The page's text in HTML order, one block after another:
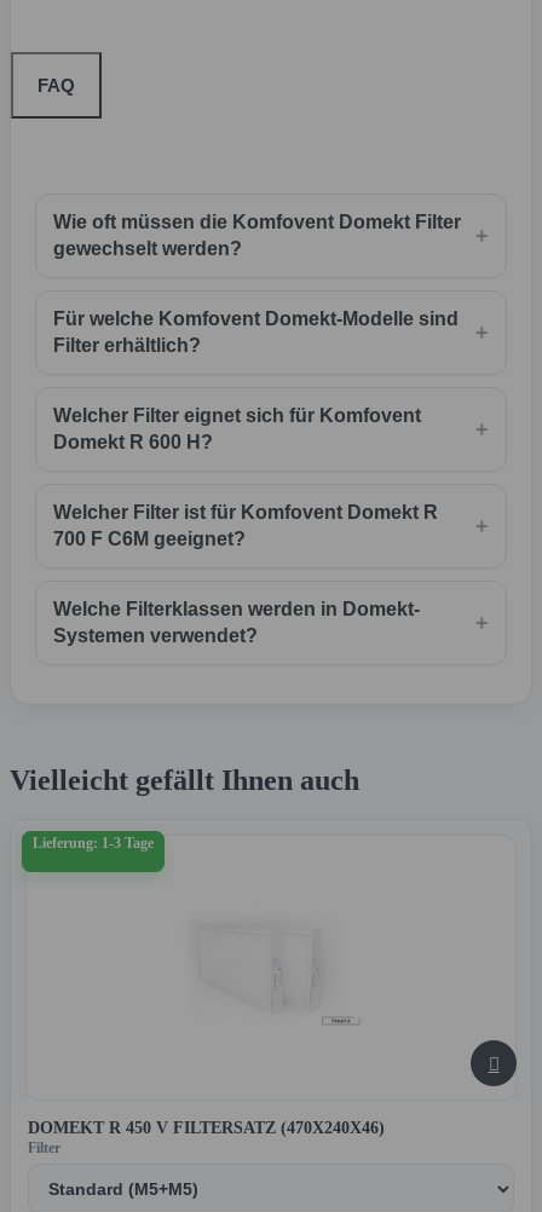
FAQ
Wie oft müssen die Komfovent Domekt Filter
gewechselt werden?
+
Für welche Komfovent Domekt-Modelle sind
Filter erhältlich?
+
Welcher Filter eignet sich für Komfovent
Domekt R 600 H?
+
Welcher Filter ist für Komfovent Domekt R
700 F C6M geeignet?
+
Welche Filterklassen werden in Domekt-
Systemen verwendet?
+
Vielleicht gefällt Ihnen auch
Lieferung: 1-3 Tage

DOMEKT R 450 V FILTERSATZ (470X240X46)
Filter